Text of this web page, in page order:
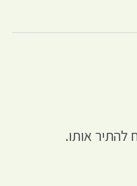
להתיר אותו.